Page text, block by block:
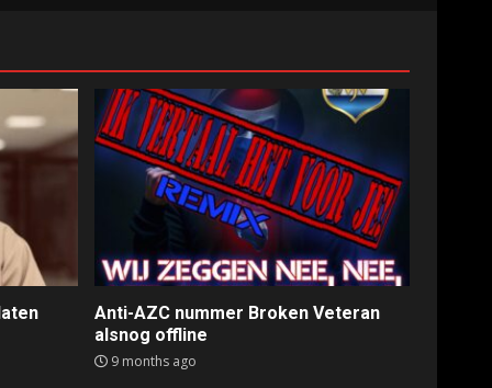
Anti-AZC nummer Broken Veteran
alsnog offline
9 months ago